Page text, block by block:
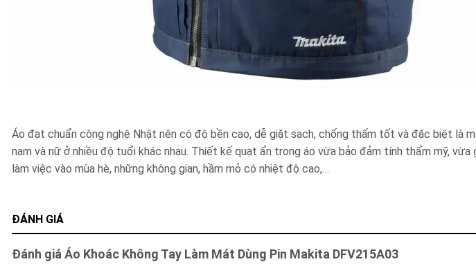
Áo đạt chuẩn công nghệ Nhật nên có độ bền cao, dễ giặt sạch, chống thấm tốt và đặc biệt là
nam và nữ ở nhiều độ tuổi khác nhau. Thiết kế quạt ẩn trong áo vừa bảo đảm tính thẩm mỹ,
làm việc vào mùa hè, những không gian, hầm mỏ có nhiệt độ cao,…
ĐÁNH GIÁ
Đánh giá Áo Khoác Không Tay Làm Mát Dùng Pin Makita DFV215A03